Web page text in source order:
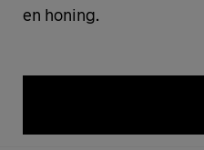
en honing.